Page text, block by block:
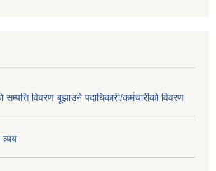
विवरण बूझाउने पदाधिकारी/कर्मचारीको विवरण
व्यय